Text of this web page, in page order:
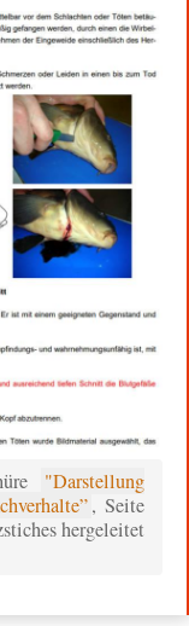
"Darstellung
, Seite
hergeleitet